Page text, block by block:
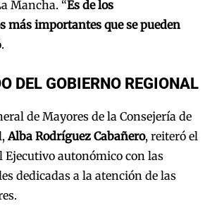
Mancha. “Es de los
más importantes que se pueden
DEL GOBIERNO REGIONAL
de Mayores de la Consejería de
Alba Rodríguez Cabañero, reiteró el
Ejecutivo autonómico con las
dedicadas a la atención de las